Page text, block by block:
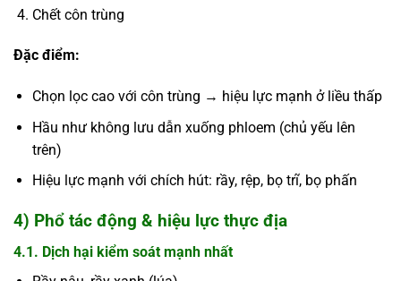
Chết côn trùng
Đặc điểm:
Chọn lọc cao với côn trùng → hiệu lực mạnh ở liều thấp
Hầu như không lưu dẫn xuống phloem (chủ yếu lên
trên)
Hiệu lực mạnh với chích hút: rầy, rệp, bọ trĩ, bọ phấn
4) Phổ tác động & hiệu lực thực địa
4.1. Dịch hại kiểm soát mạnh nhất